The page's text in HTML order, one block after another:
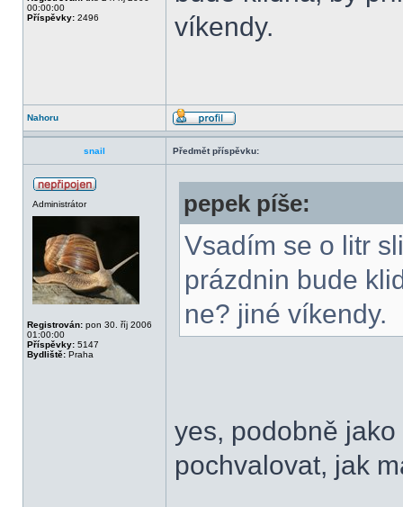
00:00:00
Příspěvky: 2496
víkendy.
Nahoru
snail Předmět příspěvku:
Administrátor
Registrován: pon 30. říj 2006
01:00:00
Příspěvky: 5147
Bydliště: Praha
pepek píše:
Vsadím se o litr
prázdnin bude
ne? jiné víkendy.
yes, podobně
pochvalovat, jak